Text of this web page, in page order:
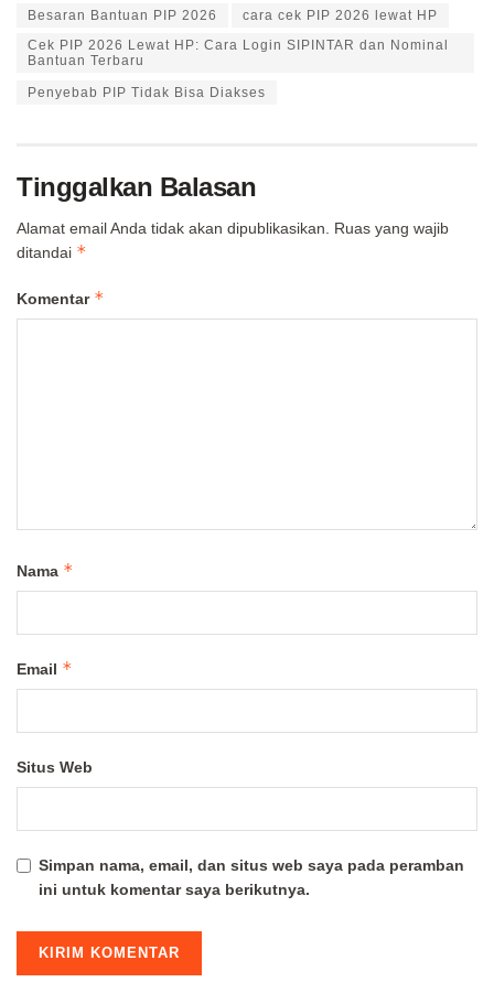
Besaran Bantuan PIP 2026
cara cek PIP 2026 lewat HP
Cek PIP 2026 Lewat HP: Cara Login SIPINTAR dan Nominal
Bantuan Terbaru
Penyebab PIP Tidak Bisa Diakses
Tinggalkan Balasan
Alamat email Anda tidak akan dipublikasikan.
Ruas yang wajib
ditandai *
Komentar *
Nama *
Email *
Situs Web
Simpan nama, email, dan situs web saya pada peramban
ini untuk komentar saya berikutnya.